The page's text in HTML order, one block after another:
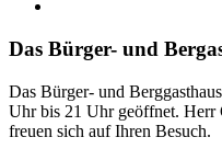
Das Bürger- und
Das Bürger- und
Uhr bis 21 Uhr geöffnet. Herr
freuen sich auf Ihren Besuch.